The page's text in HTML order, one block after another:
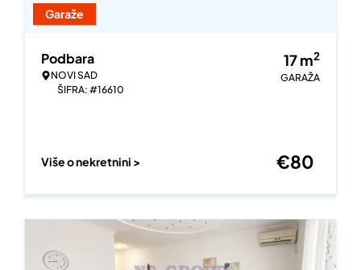
Garaže
Podbara
NOVI SAD
ŠIFRA: #16610
17m2
GARAŽA
Više o nekretnini > €80